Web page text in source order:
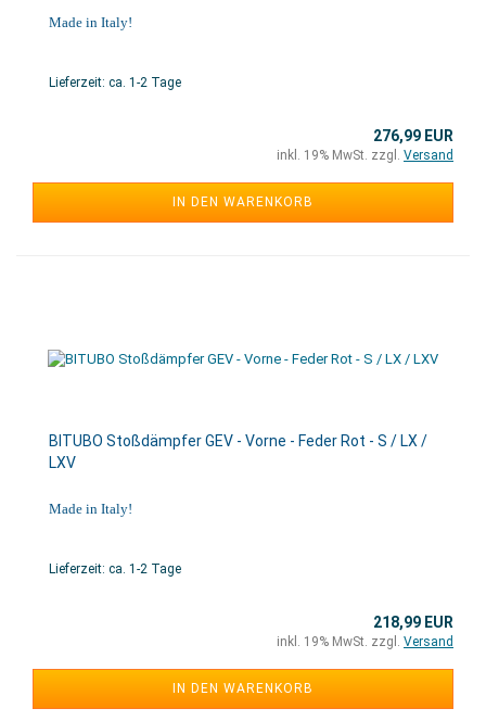
Made in Italy!
Lieferzeit: ca. 1-2 Tage
276,99 EUR
inkl. 19% MwSt. zzgl. Versand
IN DEN WARENKORB
BITUBO Stoßdämpfer GEV - Vorne - Feder Rot - S / LX /
LXV
Made in Italy!
Lieferzeit: ca. 1-2 Tage
218,99 EUR
inkl. 19% MwSt. zzgl. Versand
IN DEN WARENKORB